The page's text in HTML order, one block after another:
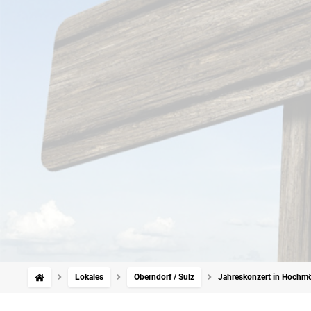
Lokales Oberndorf / Sulz Jahreskonzert in